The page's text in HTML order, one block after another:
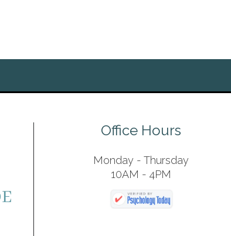
Office Hours
Monday - Thursday
10AM - 4PM